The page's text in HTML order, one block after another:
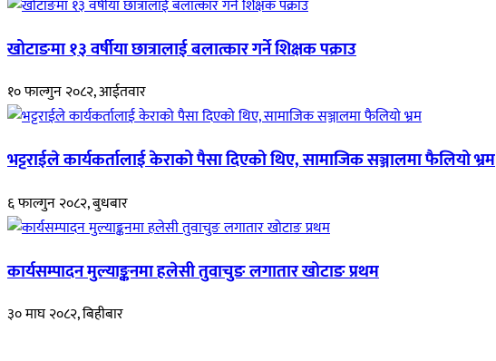
खोटाङमा १३ वर्षीया छात्रालाई बलात्कार गर्ने शिक्षक पक्राउ
१० फाल्गुन २०८२, आईतवार
भट्टराईले कार्यकर्तालाई केराको पैसा दिएको थिए, सामाजिक सञ्जालमा फैलियो भ्रम
६ फाल्गुन २०८२, बुधबार
कार्यसम्पादन मुल्याङ्कनमा हलेसी तुवाचुङ लगातार खोटाङ प्रथम
३० माघ २०८२, बिहीबार